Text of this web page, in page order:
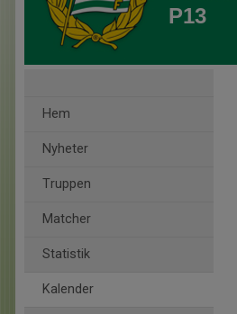
P13
Hem
Nyheter
Truppen
Matcher
Statistik
Kalender